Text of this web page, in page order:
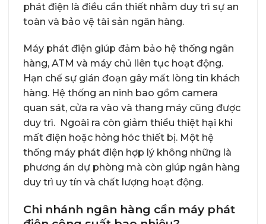
phát điện là điều cần thiết nhằm duy trì sự an
toàn và bảo vệ tài sản ngân hàng.
Máy phát điện giúp đảm bảo hệ thống ngân
hàng, ATM và máy chủ liên tục hoạt động.
Hạn chế sự gián đoạn gây mất lòng tin khách
hàng. Hệ thống an ninh bao gồm camera
quan sát, cửa ra vào và thang máy cũng được
duy trì. Ngoài ra còn giảm thiểu thiệt hại khi
mất điện hoặc hỏng hóc thiết bị. Một hệ
thống máy phát điện hợp lý không những là
phương án dự phòng mà còn giúp ngân hàng
duy trì uy tín và chất lượng hoạt động.
Chi nhánh ngân hàng cần máy phát